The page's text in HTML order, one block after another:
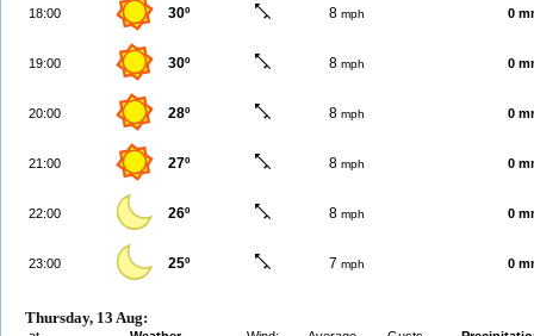
18:00 30º 8 mph 0
19:00 30º 8 mph 0
20:00 28º 8 mph 0
21:00 27º 8 mph 0
22:00 26º 8 mph 0
23:00 25º 7 mph 0
Thursday, 13 Aug: